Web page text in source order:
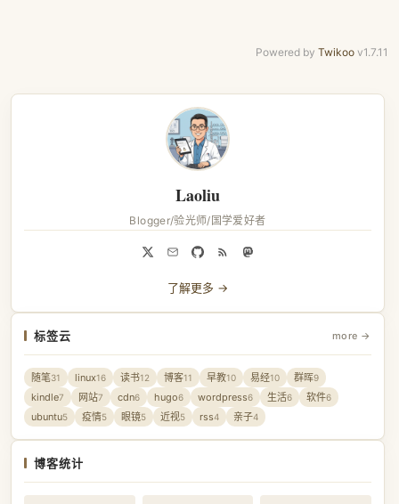
Powered by Twikoo v1.7.11
Laoliu
Blogger/验光师/国学爱好者
了解更多 →
标签云 more →
随笔31 linux16 读书12 博客11 早教10 易经10 群晖9
kindle7 网站7 cdn6 hugo6 wordpress6 生活6 软件6
ubuntu5 疫情5 眼镜5 近视5 rss4 亲子4
博客统计